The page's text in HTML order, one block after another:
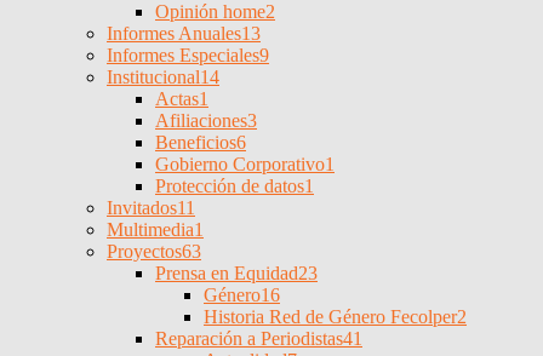
Opinión home2
Informes Anuales13
Informes Especiales9
Institucional14
Actas1
Afiliaciones3
Beneficios6
Gobierno Corporativo1
Protección de datos1
Invitados11
Multimedia1
Proyectos63
Prensa en Equidad23
Género16
Historia Red de Género Fecolper2
Reparación a Periodistas41